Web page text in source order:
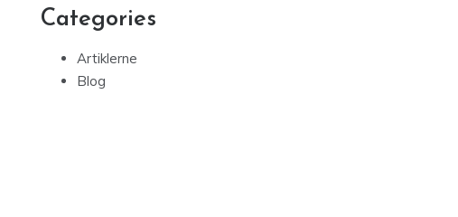
Categories
Artiklerne
Blog